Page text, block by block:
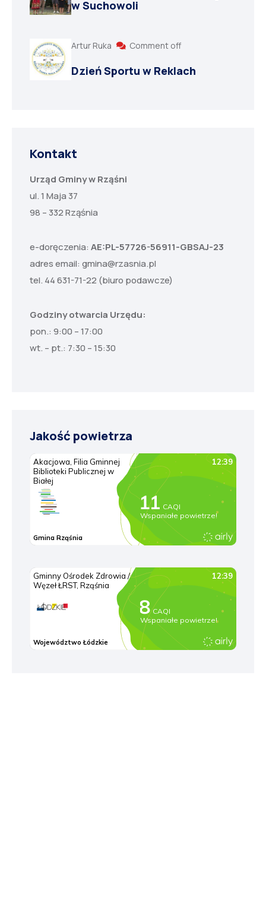
w Suchowoli
Artur Ruka Comment off
Dzień Sportu w Reklach
Kontakt
Urząd Gminy w Rząśni
ul. 1 Maja 37
98 – 332 Rząśnia
e-doręczenia: AE:PL-57726-56911-GBSAJ-23
adres email: gmina@rzasnia.pl
tel. 44 631-71-22 (biuro podawcze)
Godziny otwarcia Urzędu:
pon.: 9:00 – 17:00
wt. – pt.: 7:30 – 15:30
Jakość powietrza